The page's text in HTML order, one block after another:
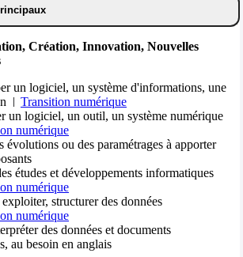
Création, Innovation, Nouvelles
un logiciel, un système d'informations, une
Transition numérique
un logiciel, un outil, un système numérique
numérique
évolutions ou des paramétrages à apporter
études et développements informatiques
numérique
structurer des données
numérique
des données et documents
au besoin en anglais